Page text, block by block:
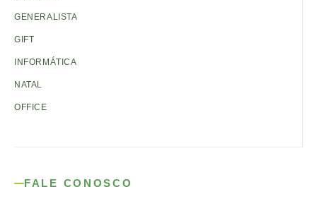
GENERALISTA
GIFT
INFORMÁTICA
NATAL
OFFICE
FALE CONOSCO